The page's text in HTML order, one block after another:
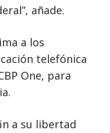
añade.
a los
telefónica
One, para
a su libertad